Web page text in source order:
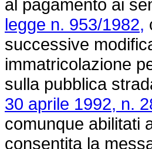
al pagamento ai
legge n. 953/1982,
successive
immatricolazione
sulla pubblica
30 aprile 1992, n.
comunque abilitati
consentita la